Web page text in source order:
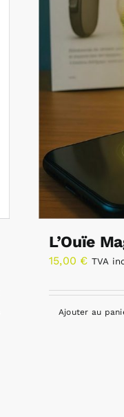
L’Ouïe
15,00 € TVA
Ajouter au